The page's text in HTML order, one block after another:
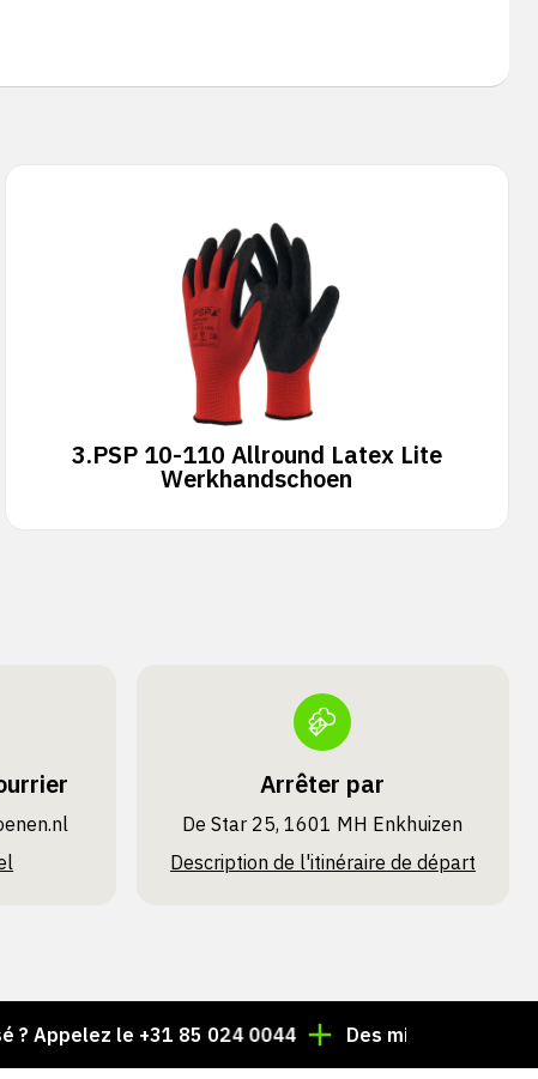
3.PSP 10-110 Allround Latex Lite
Werkhandschoen
Arrêter par
De Star 25, 1601 MH Enkhuizen
Description de l'itinéraire de départ
le +31 85 024 0044 Des milliers d'articles